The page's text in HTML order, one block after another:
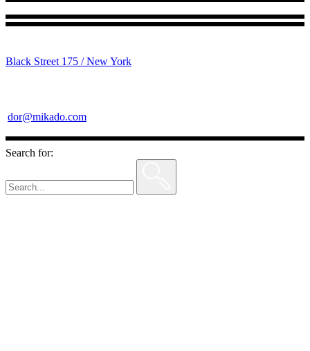
Black Street 175 / New York
dor@mikado.com
Search for: